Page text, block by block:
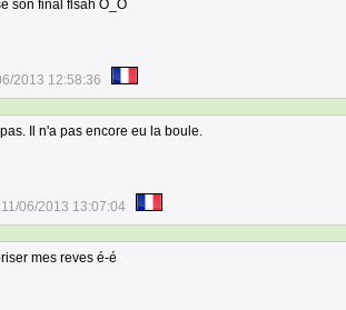
son final flsah O_O
2013 12:58:36
pas. Il n'a pas encore eu la boule.
11/06/2013 13:07:04
mes reves é-é